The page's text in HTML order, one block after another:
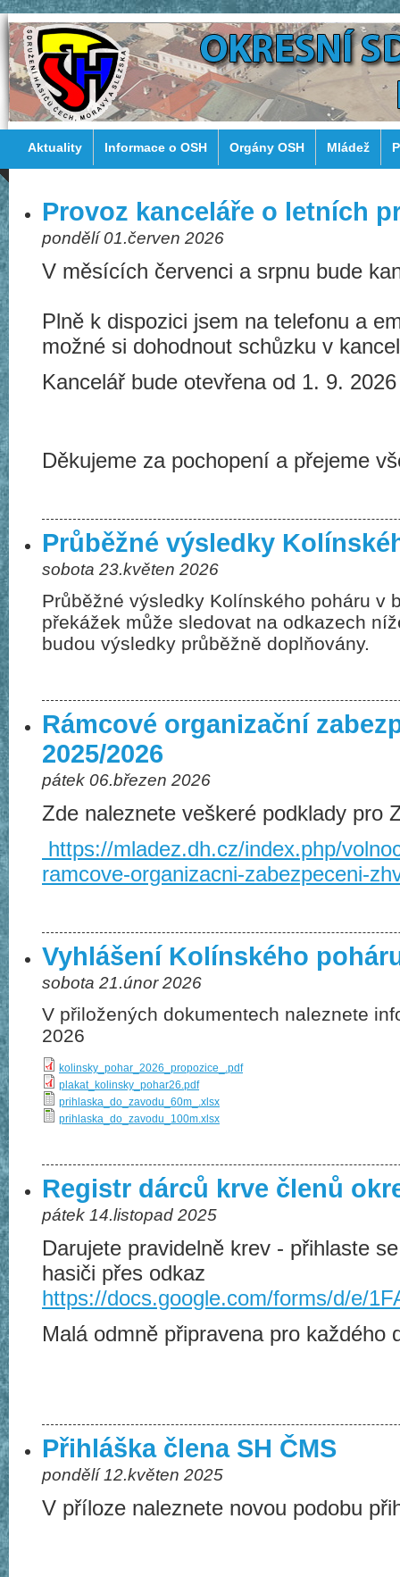
Aktuality Informace o OSH Orgány OSH Mládež
Provoz kanceláře o letních
pondělí 01.červen 2026
V měsících červenci a srpnu bude
Plně k dispozici jsem na telefonu a
možné si dohodnout schůzku v
Kancelář bude otevřena od 1. 9. 2026
Děkujeme za pochopení a přejeme
Průběžné výsledky
sobota 23.květen 2026
Průběžné výsledky Kolínského poháru v
překážek může sledovat na odkazech
budou výsledky průběžně doplňovány.
Rámcové organizační
2025/2026
pátek 06.březen 2026
Zde naleznete veškeré podklady pro
https://mladez.dh.cz/index.php/
ramcove-organizacni-zabezpeceni-
Vyhlášení Kolínského
sobota 21.únor 2026
V přiložených dokumentech naleznete
2026
kolinsky_pohar_2026_propozice_.pdf
plakat_kolinsky_pohar26.pdf
prihlaska_do_zavodu_60m_.xlsx
prihlaska_do_zavodu_100m.xlsx
Registr dárců krve členů
pátek 14.listopad 2025
Darujete pravidelně krev - přihlaste
hasiči přes odkaz
https://docs.google.com/forms/d/e/
Malá odmně připravena pro každého
Přihláška člena SH ČMS
pondělí 12.květen 2025
V příloze naleznete novou podobu